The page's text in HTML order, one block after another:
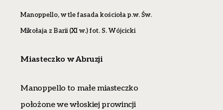
Manoppello, w tle fasada kościoła p.w. Św.
Mikołaja z Barii (XI w.)fot. S. Wójcicki
Miasteczko w Abruzji
Manoppello to małe miasteczko
położone we włoskiej prowincji